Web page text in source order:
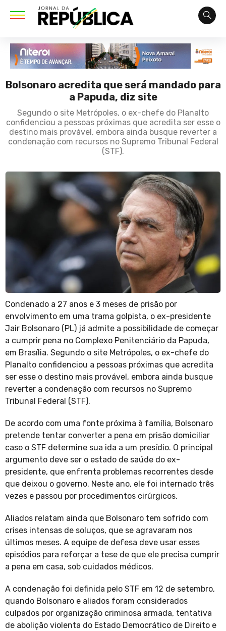
Bolsonaro acredita que será mandado para
a Papuda, diz site
Segundo o site Metrópoles, o ex-chefe do Planalto
confidenciou a pessoas próximas que acredita ser esse o
destino mais provável, embora ainda busque reverter a
condenação com recursos no Supremo Tribunal Federal
(STF).
Condenado a 27 anos e 3 meses de prisão por
envolvimento em uma trama golpista, o ex-presidente
Jair Bolsonaro (PL) já admite a possibilidade de começar
a cumprir pena no Complexo Penitenciário da Papuda,
em Brasília. Segundo o site Metrópoles, o ex-chefe do
Planalto confidenciou a pessoas próximas que acredita
ser esse o destino mais provável, embora ainda busque
reverter a condenação com recursos no Supremo
Tribunal Federal (STF).
De acordo com uma fonte próxima à família, Bolsonaro
pretende tentar converter a pena em prisão domiciliar
caso o STF determine sua ida a um presídio. O principal
argumento deve ser o estado de saúde do ex-
presidente, que enfrenta problemas recorrentes desde
que deixou o governo. Neste ano, ele foi internado três
vezes e passou por procedimentos cirúrgicos.
Aliados relatam ainda que Bolsonaro tem sofrido com
crises intensas de soluços, que se agravaram nos
últimos meses. A equipe de defesa deve usar esses
episódios para reforçar a tese de que ele precisa cumprir
a pena em casa, sob cuidados médicos.
A condenação foi definida pelo STF em 12 de setembro,
quando Bolsonaro e aliados foram considerados
culpados por organização criminosa armada, tentativa
de abolição violenta do Estado Democrático de Direito e